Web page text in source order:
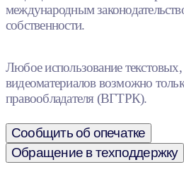
международным
собственности.
Любое использование
видеоматериалов возможно
правообладателя (ВГТРК).
Сообщить об опечатке
Обращение в техподдержку